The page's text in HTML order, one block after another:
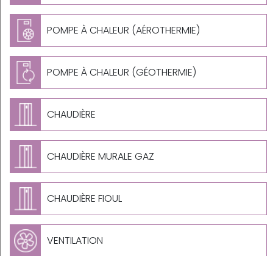
POMPE À CHALEUR (AÉROTHERMIE)
POMPE À CHALEUR (GÉOTHERMIE)
CHAUDIÈRE
CHAUDIÈRE MURALE GAZ
CHAUDIÈRE FIOUL
VENTILATION